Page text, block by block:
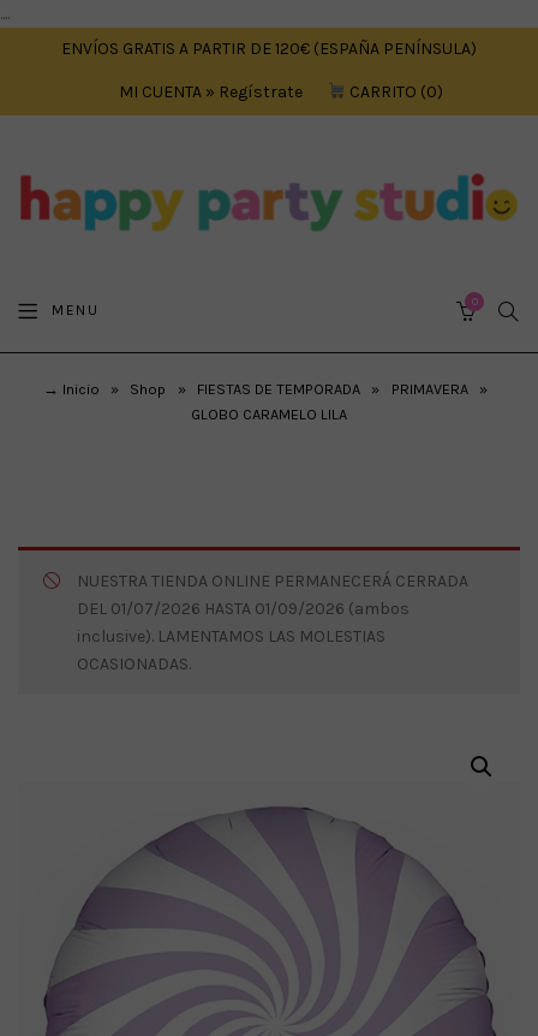
....
ENVÍOS GRATIS A PARTIR DE 120€ (ESPAÑA PENÍNSULA)
MI CUENTA » Regístrate CARRITO 0
MENU 0
→ Inicio » Shop » FIESTAS DE TEMPORADA » PRIMAVERA
»
GLOBO CARAMELO LILA
NUESTRA TIENDA ONLINE PERMANECERÁ CERRADA
DEL 01/07/2026 HASTA 01/09/2026 (ambos
inclusive). LAMENTAMOS LAS MOLESTIAS
OCASIONADAS.